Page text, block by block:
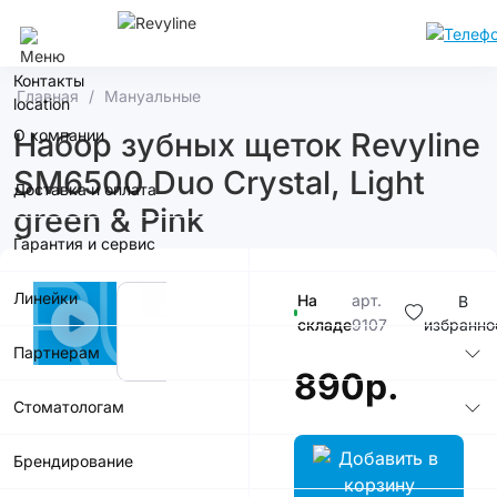
Ростов-На-Дону
Контакты
О компании
Доставка и оплата
Гарантия и сервис
Линейки
Партнерам
Стоматологам
Брендирование
Главная Мануальные
Набор зубных щеток Revyline
SM6500 Duo Crystal, Light
green & Pink
На
складе
арт.
9107
В
890р.